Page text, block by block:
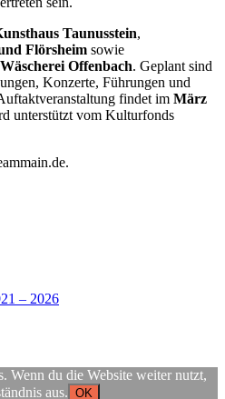
Buchtipps von Prof. Uli Rothfuss
of The Länd
Rothfuss
Taunusstein,
Flörsheim sowie
Offenbach. Geplant sind
Konzerte, Führungen und
findet im März
unterstützt vom Kulturfonds
– 2026
Wenn du die Website weiter nutzt,
aus. OK